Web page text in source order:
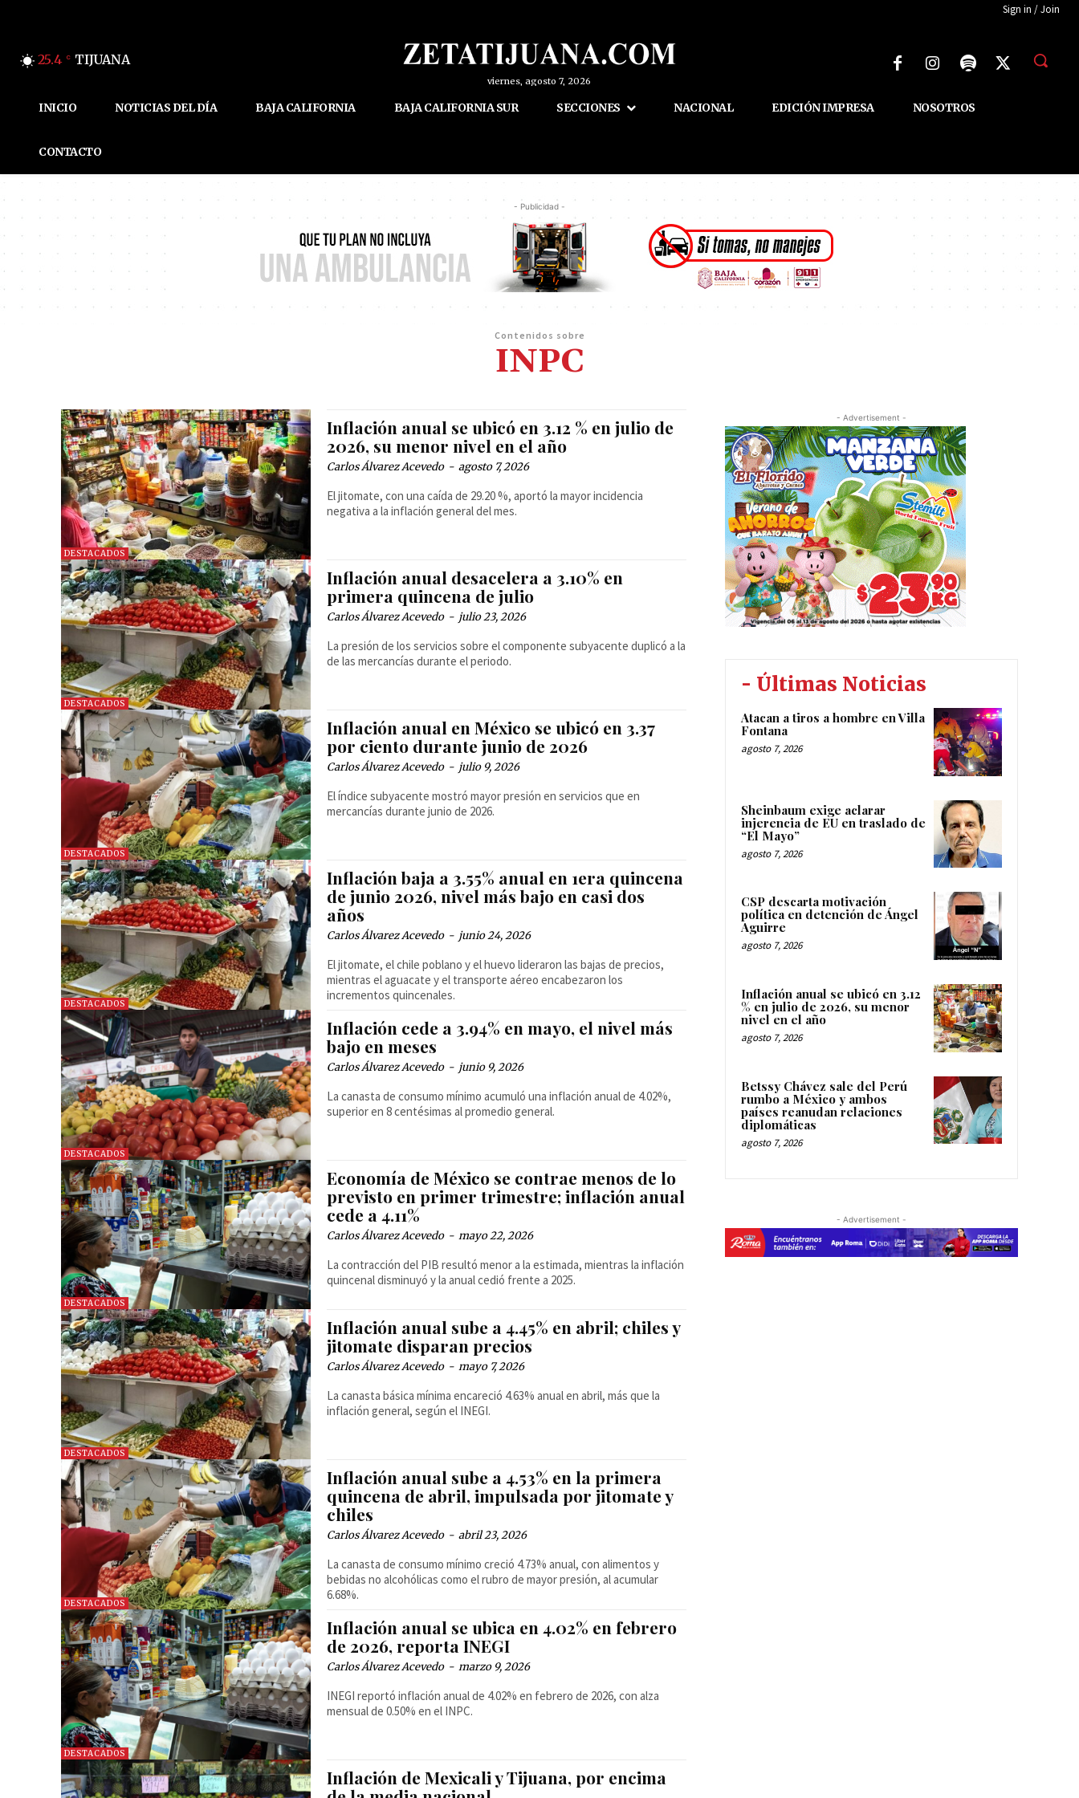
Sign in / Join
25.4 C TIJUANA
viernes, agosto 7, 2026
INICIO NOTICIAS DEL DÍA BAJA CALIFORNIA BAJA CALIFORNIA SUR SECCIONES NACIONAL EDICIÓN IMPRESA NOSOTROS
CONTACTO
- Publicidad -
Contenidos sobre
INPC
DESTACADOS
Inflación anual se ubicó en 3.12 % en julio de
2026, su menor nivel en el año
Carlos Álvarez Acevedo - agosto 7, 2026
El jitomate, con una caída de 29.20 %, aportó la mayor incidencia
negativa a la inflación general del mes.
DESTACADOS
Inflación anual desacelera a 3.10% en
primera quincena de julio
Carlos Álvarez Acevedo - julio 23, 2026
La presión de los servicios sobre el componente subyacente duplicó a la
de las mercancías durante el periodo.
DESTACADOS
Inflación anual en México se ubicó en 3.37
por ciento durante junio de 2026
Carlos Álvarez Acevedo - julio 9, 2026
El índice subyacente mostró mayor presión en servicios que en
mercancías durante junio de 2026.
DESTACADOS
Inflación baja a 3.55% anual en 1era quincena
de junio 2026, nivel más bajo en casi dos
años
Carlos Álvarez Acevedo - junio 24, 2026
El jitomate, el chile poblano y el huevo lideraron las bajas de precios,
mientras el aguacate y el transporte aéreo encabezaron los
incrementos quincenales.
DESTACADOS
Inflación cede a 3.94% en mayo, el nivel más
bajo en meses
Carlos Álvarez Acevedo - junio 9, 2026
La canasta de consumo mínimo acumuló una inflación anual de 4.02%,
superior en 8 centésimas al promedio general.
DESTACADOS
Economía de México se contrae menos de lo
previsto en primer trimestre; inflación anual
cede a 4.11%
Carlos Álvarez Acevedo - mayo 22, 2026
La contracción del PIB resultó menor a la estimada, mientras la inflación
quincenal disminuyó y la anual cedió frente a 2025.
DESTACADOS
Inflación anual sube a 4.45% en abril; chiles y
jitomate disparan precios
Carlos Álvarez Acevedo - mayo 7, 2026
La canasta básica mínima encareció 4.63% anual en abril, más que la
inflación general, según el INEGI.
DESTACADOS
Inflación anual sube a 4.53% en la primera
quincena de abril, impulsada por jitomate y
chiles
Carlos Álvarez Acevedo - abril 23, 2026
La canasta de consumo mínimo creció 4.73% anual, con alimentos y
bebidas no alcohólicas como el rubro de mayor presión, al acumular
6.68%.
DESTACADOS
Inflación anual se ubica en 4.02% en febrero
de 2026, reporta INEGI
Carlos Álvarez Acevedo - marzo 9, 2026
INEGI reportó inflación anual de 4.02% en febrero de 2026, con alza
mensual de 0.50% en el INPC.
Inflación de Mexicali y Tijuana, por encima
- Advertisement -
- Últimas Noticias
Atacan a tiros a hombre en Villa
Fontana
agosto 7, 2026
Sheinbaum exige aclarar
injerencia de EU en traslado de
“El Mayo”
agosto 7, 2026
CSP descarta motivación
política en detención de Ángel
Aguirre
agosto 7, 2026
Inflación anual se ubicó en 3.12
% en julio de 2026, su menor
nivel en el año
agosto 7, 2026
Betssy Chávez sale del Perú
rumbo a México y ambos
países reanudan relaciones
diplomáticas
agosto 7, 2026
- Advertisement -